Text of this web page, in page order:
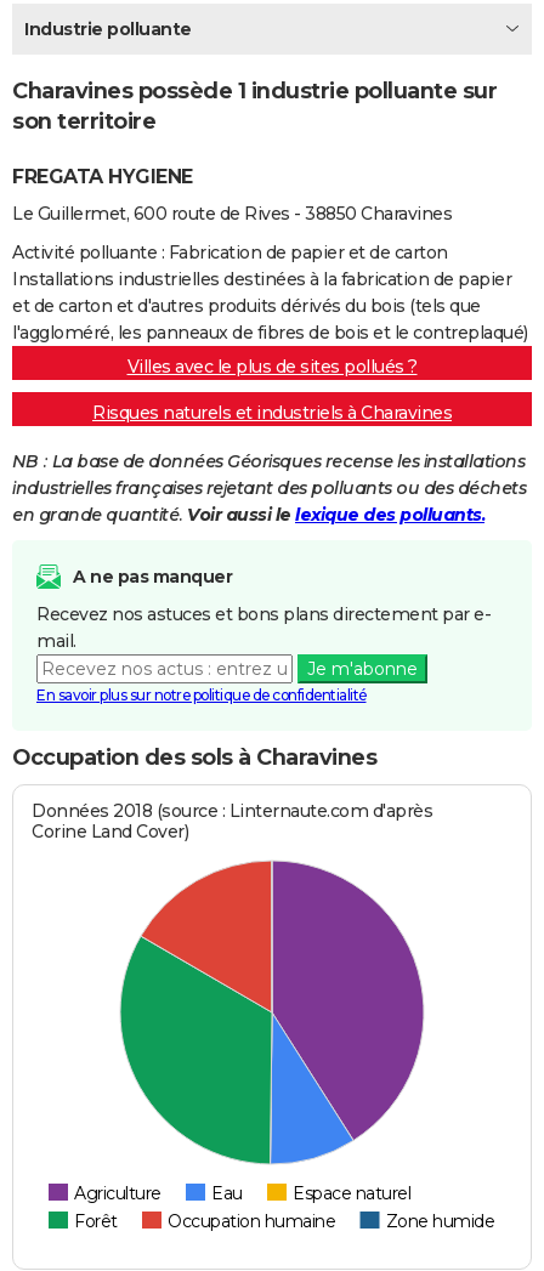
Destinations
City break
Voyage nature
Voyage de noces
Forum
Climat
+PHOTO
GUIDES D'ACHAT
BONS PLANS
CARTE DE VOEUX
Carte de Noël
Carte Bonne année
Carte Saint-Valentin
Carte Pâques
Carte d'anniversaire
DICTIONNAIRE
Dictionnaire
Biographies
Citations
Expressions
Proverbes
PROGRAMME TV
COPAINS D'AVANT
Avis de recherche
AVIS DE DÉCÈS
FORUM
Bricolage
Lifestyle
Culture
Sport
Auto
Television
Voyage
Cinema
Industrie polluante
Charavines possède 1 industrie polluante sur
son territoire
FREGATA HYGIENE
Le Guillermet, 600 route de Rives - 38850 Charavines
Activité polluante : Fabrication de papier et de carton
Installations industrielles destinées à la fabrication de papier
et de carton et d'autres produits dérivés du bois (tels que
l'aggloméré, les panneaux de fibres de bois et le contreplaqué)
Villes avec le plus de sites pollués ?
Risques naturels et industriels à Charavines
NB : La base de données Géorisques recense les installations
industrielles françaises rejetant des polluants ou des déchets
en grande quantité. Voir aussi le lexique des polluants.
A ne pas manquer
Recevez nos astuces et bons plans directement par e-
mail.
Je m'abonne
En savoir plus sur notre politique de confidentialité
Occupation des sols à Charavines
Données 2018 (source : Linternaute.com d'après
Corine Land Cover)
Agriculture Eau
Espace naturel
Forêt
Occupation humaine Zone humide